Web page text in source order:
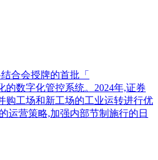
合会授牌的首批「
的数字化管控系统。2024年,证券
购工场和新工场的工业运转进行优
运营策略,加强内部节制施行的日